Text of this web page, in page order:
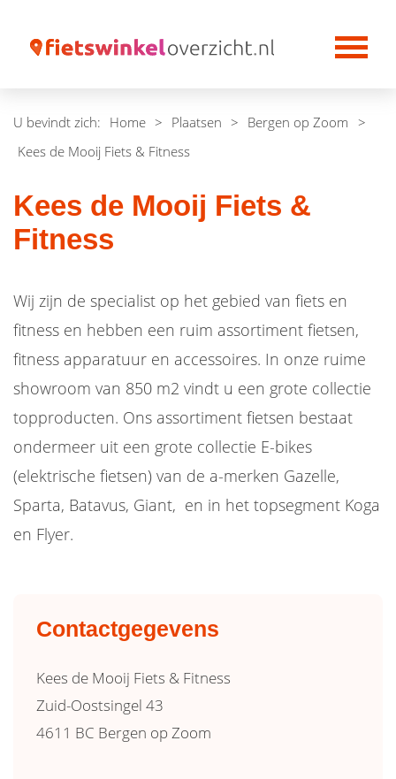
U bevindt zich: Home > Plaatsen > Bergen op Zoom >
Kees de Mooij Fiets & Fitness
Kees de Mooij Fiets &
Fitness
Wij zijn de specialist op het gebied van fiets en
fitness en hebben een ruim assortiment fietsen,
fitness apparatuur en accessoires. In onze ruime
showroom van 850 m2 vindt u een grote collectie
topproducten. Ons assortiment fietsen bestaat
ondermeer uit een grote collectie E-bikes
(elektrische fietsen) van de a-merken Gazelle,
Sparta, Batavus, Giant, en in het topsegment Koga
en Flyer.
Contactgegevens
Kees de Mooij Fiets & Fitness
Zuid-Oostsingel 43
4611 BC Bergen op Zoom